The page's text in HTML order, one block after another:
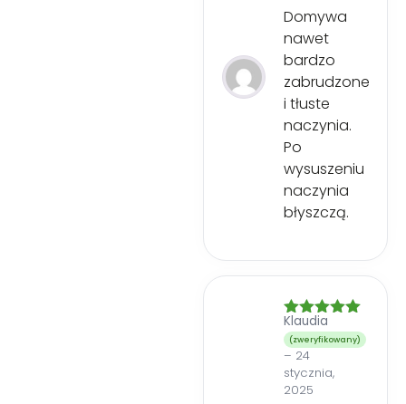
Domywa
nawet
bardzo
zabrudzone
i tłuste
naczynia.
Po
wysuszeniu
naczynia
błyszczą.
Oceniono
na 5
Klaudia
(zweryfikowany)
– 24
stycznia,
2025